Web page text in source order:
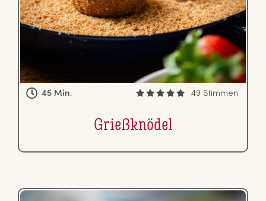
45 Min. 49 Stimmen
Grie­ß­knö­del